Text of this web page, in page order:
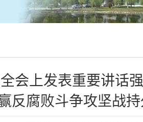
会上发表重要讲话
反腐败斗争攻坚战